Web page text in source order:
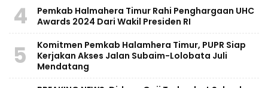
4
Pemkab Halmahera Timur Rahi Penghargaan UHC
Awards 2024 Dari Wakil Presiden RI
5
Komitmen Pemkab Halamhera Timur, PUPR Siap
Kerjakan Akses Jalan Subaim-Lolobata Juli
Mendatang